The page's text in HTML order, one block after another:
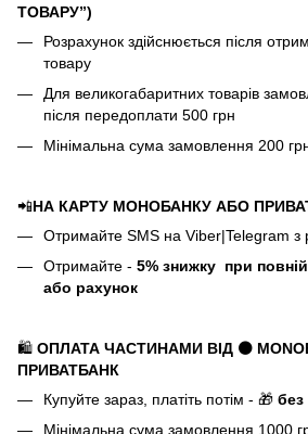
ТОВАРУ”)
Розрахунок здійснюється після
товару
Для великогабаритних товарів
після передоплати 500 грн
Мінімальна сума замовлення 200
📲НА КАРТУ МОНОБАНКУ АБО
Отримайте SMS на Viber|Telegram з
Отримайте - 5% знижку при
або рахунок
🛍️ ОПЛАТА ЧАСТИНАМИ ВІД ⚫
ПРИВАТБАНК
Купуйте зараз, платіть потім - 🎁 без
Мінімальна сума замовлення 1000